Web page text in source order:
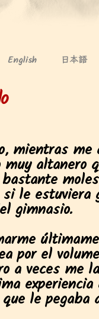
English 日本語
mientras me
altanero
le estuviera
gimnasio.
por el
a veces me
experiencia
le pegaba